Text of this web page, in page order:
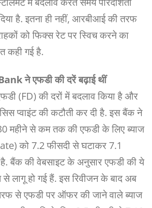
है. इतना ही नहीं, आरबीआई की तरफ
को फ‍िक्‍स रेट पर स्‍व‍िच करने का
कही गई है.
ने एफडी की दरें बढ़ाई थीं
(FD) की दरों में बदलाव किया है और
प्वाइंट की कटौती कर दी है. इस बैंक ने
महीने से कम तक की एफडी के लिए ब्याज
को 7.2 फीसदी से घटाकर 7.1
है. बैंक की वेबसाइट के अनुसार एफडी की ये
लागू हो गई हैं. इस रिवीजन के बाद अब
से एफडी पर ऑफर की जाने वाले ब्याज